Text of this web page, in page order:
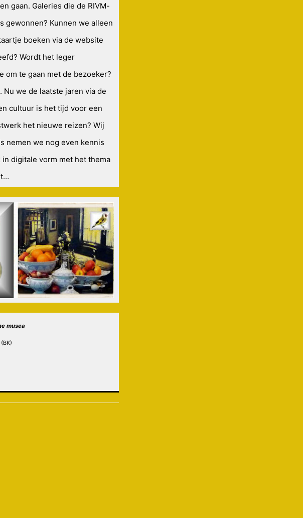
gaan. Galeries die de RIVM-
gewonnen? Kunnen we alleen
boeken via de website
Wordt het leger
te gaan met de bezoeker?
we de laatste jaren via de
cultuur is het tijd voor een
het nieuwe reizen? Wij
nemen we nog even kennis
digitale vorm met het thema
musea